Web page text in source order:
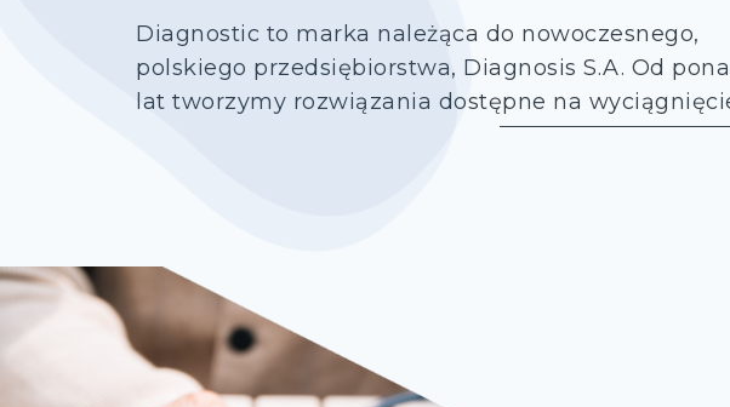
Diagnostic to marka należąca do nowoczesnego,
polskiego przedsiębiorstwa, Diagnosis S.A. Od
lat tworzymy rozwiązania dostępne na